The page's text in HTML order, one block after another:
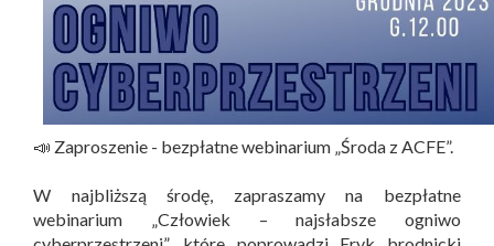
📣 Zaproszenie - bezpłatne webinarium „Środa z ACFE”.
W najbliższą środę, zapraszamy na bezpłatne
webinarium „Człowiek – najsłabsze ogniwo